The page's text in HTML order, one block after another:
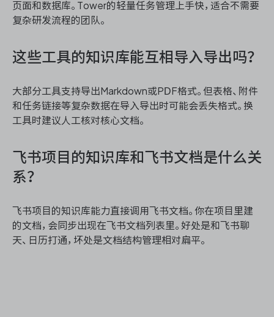
页面和数据库。Tower的轻量任务管理上手快，适合不需要
复杂研发流程的团队。
这些工具的知识库能互相导入导出吗？
大部分工具支持导出Markdown或PDF格式。但表格、附件
和任务链接等复杂数据在导入导出时可能会丢失格式。换
工具时建议人工核对核心文档。
飞书项目的知识库和飞书文档是什么关
系？
飞书项目的知识库能力直接调用飞书文档。你在项目里建
的文档，会同步出现在飞书文档列表里。好处是和飞书聊
天、日历打通，坏处是文档结构管理相对扁平。